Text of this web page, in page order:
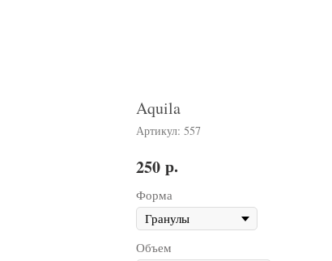
Aquila
Артикул: 557
250 р.
Форма
Объем